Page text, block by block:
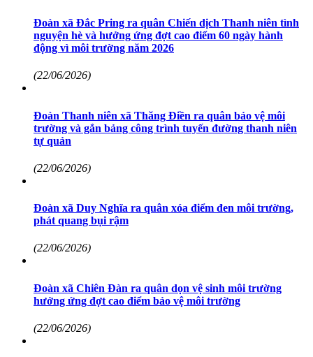
Đoàn xã Đắc Pring ra quân Chiến dịch Thanh niên tình
nguyện hè và hưởng ứng đợt cao điểm 60 ngày hành
động vì môi trường năm 2026
(22/06/2026)
Đoàn Thanh niên xã Thăng Điền ra quân bảo vệ môi
trường và gắn bảng công trình tuyến đường thanh niên
tự quản
(22/06/2026)
Đoàn xã Duy Nghĩa ra quân xóa điểm đen môi trường,
phát quang bụi rậm
(22/06/2026)
Đoàn xã Chiên Đàn ra quân dọn vệ sinh môi trường
hưởng ứng đợt cao điểm bảo vệ môi trường
(22/06/2026)